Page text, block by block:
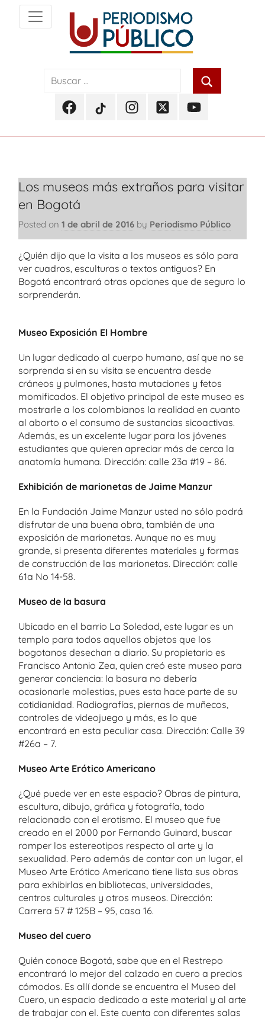
content
Periodismo
PúblicoFacebook
Periodismo
TikTok
Periodismo
InstagramTwitterYoutube
Los museos más extraños para visitar
en Bogotá
Posted on 1 de abril de 2016 by Periodismo Público
¿Quién dijo que la visita a los museos es sólo para
ver cuadros, esculturas o textos antiguos? En
Bogotá encontrará otras opciones que de seguro lo
sorprenderán.
Museo Exposición El Hombre
Un lugar dedicado al cuerpo humano, así que no se
sorprenda si en su visita se encuentra desde
cráneos y pulmones, hasta mutaciones y fetos
momificados. El objetivo principal de este museo es
mostrarle a los colombianos la realidad en cuanto
al aborto o el consumo de sustancias sicoactivas.
Además, es un excelente lugar para los jóvenes
estudiantes que quieren apreciar más de cerca la
anatomía humana. Dirección: calle 23a #19 – 86.
Exhibición de marionetas de Jaime Manzur
En la Fundación Jaime Manzur usted no sólo podrá
disfrutar de una buena obra, también de una
exposición de marionetas. Aunque no es muy
grande, si presenta diferentes materiales y formas
de construcción de las marionetas. Dirección: calle
61a No 14-58.
Museo de la basura
Ubicado en el barrio La Soledad, este lugar es un
templo para todos aquellos objetos que los
bogotanos desechan a diario. Su propietario es
Francisco Antonio Zea, quien creó este museo para
generar conciencia: la basura no debería
ocasionarle molestias, pues esta hace parte de su
cotidianidad. Radiografías, piernas de muñecos,
controles de videojuego y más, es lo que
encontrará en esta peculiar casa. Dirección: Calle 39
#26a – 7.
Museo Arte Erótico Americano
¿Qué puede ver en este espacio? Obras de pintura,
escultura, dibujo, gráfica y fotografía, todo
relacionado con el erotismo. El museo que fue
creado en el 2000 por Fernando Guinard, buscar
romper los estereotipos respecto al arte y la
sexualidad. Pero además de contar con un lugar, el
Museo Arte Erótico Americano tiene lista sus obras
para exhibirlas en bibliotecas, universidades,
centros culturales y otros museos. Dirección:
Carrera 57 # 125B – 95, casa 16.
Museo del cuero
Quién conoce Bogotá, sabe que en el Restrepo
encontrará lo mejor del calzado en cuero a precios
cómodos. Es allí donde se encuentra el Museo del
Cuero, un espacio dedicado a este material y al arte
de trabajar con el. Este cuenta con diferentes salas